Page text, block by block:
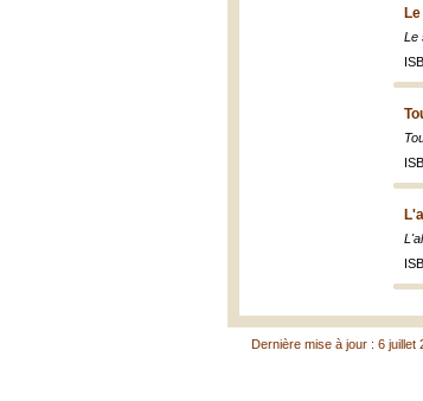
Le
Dernière mise à jour : 6 juillet